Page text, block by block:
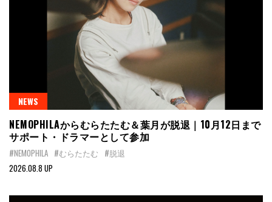
NEWS
NEMOPHILAからむらたたむ＆葉月が脱退｜10月12日まで
サポート・ドラマーとして参加
#NEMOPHILA #むらたたむ #脱退
2026.08.8 UP